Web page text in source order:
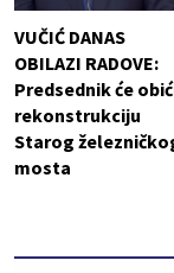
VUČIĆ DANAS
OBILAZI RADOVE:
Predsednik će
rekonstrukciju
Starog
mosta